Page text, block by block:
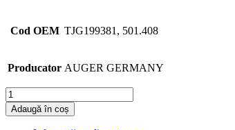
Cod OEM TJG199381, 501.408
Producator AUGER GERMANY
Cantitate
Adaugă în coș